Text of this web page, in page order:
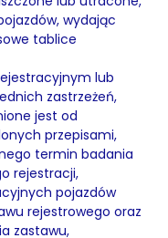
wydając
tablice
lub
zastrzeżeń,
jest od
przepisami,
termin badania
rejestracji,
pojazdów
rejestrowego oraz
zastawu,